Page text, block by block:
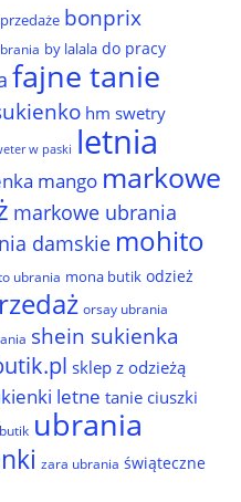
bonprix
by lalala do pracy
fajne tanie
hm swetry
w paski letnia
mango markowe
markowe ubrania
damskie mohito
ubrania mona butik odzież
orsay ubrania
shein sukienka
sklep z odzieżą
letne tanie ciuszki
ubrania
zara ubrania świąteczne